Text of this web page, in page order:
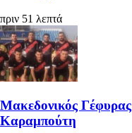
πριν 51 λεπτά
Μακεδονικός
Καραμπούτη